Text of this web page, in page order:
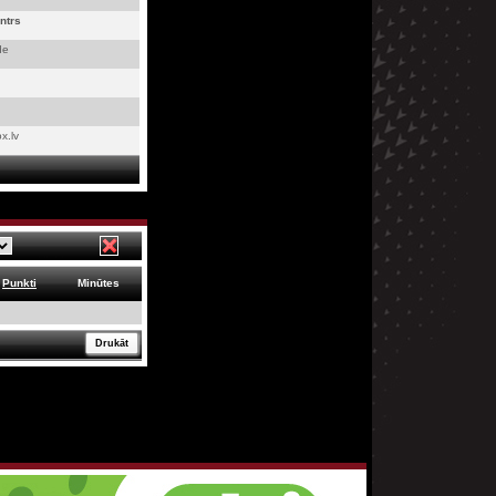
Punkti Minūtes
Drukāt